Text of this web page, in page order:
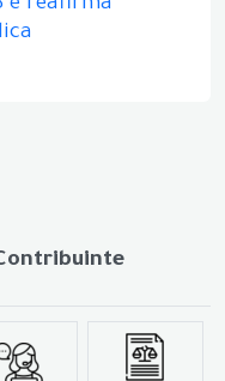
e reafirma